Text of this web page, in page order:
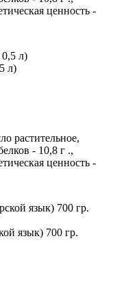
ценность -
л)
растительное,
- 10,8 г .,
ценность -
язык) 700 гр.